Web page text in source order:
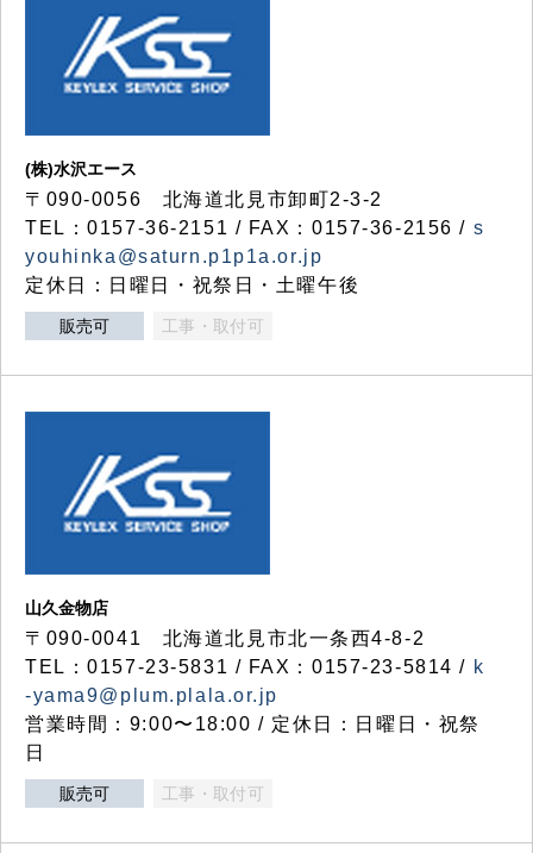
(株)水沢エース
〒090-0056 北海道北見市卸町2-3-2
TEL：0157-36-2151 / FAX：0157-36-2156 / s
youhinka@saturn.p1p1a.or.jp
定休日：日曜日・祝祭日・土曜午後
販売可 工事・取付可
山久金物店
〒090-0041 北海道北見市北一条西4-8-2
TEL：0157-23-5831 / FAX：0157-23-5814 / k
-yama9@plum.plala.or.jp
営業時間：9:00〜18:00 / 定休日：日曜日・祝祭
日
販売可 工事・取付可